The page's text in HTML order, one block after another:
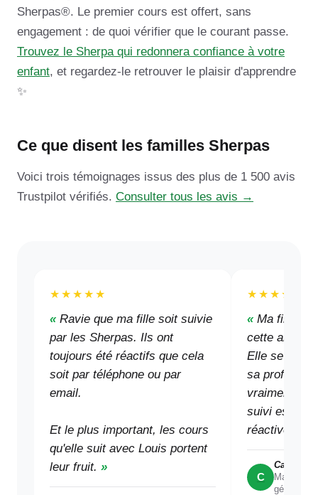
Sherpas®. Le premier cours est offert, sans
engagement : de quoi vérifier que le courant passe.
Trouvez le Sherpa qui redonnera confiance à votre
enfant, et regardez-le retrouver le plaisir d'apprendre
✨
Ce que disent les familles Sherpas
Voici trois témoignages issus des plus de 1 500 avis
Trustpilot vérifiés. Consulter tous les avis →
★★★★★
Ravie que ma fille soit suivie
par les Sherpas. Ils ont
toujours été réactifs que cela
soit par téléphone ou par
email.
Et le plus important, les cours
qu'elle suit avec Louis portent
leur fruit.
★★★★★
Ma fille a
cette année
Elle se sent
sa
vraiment
suivi est
réactive
C
Caro
Maman
générale)